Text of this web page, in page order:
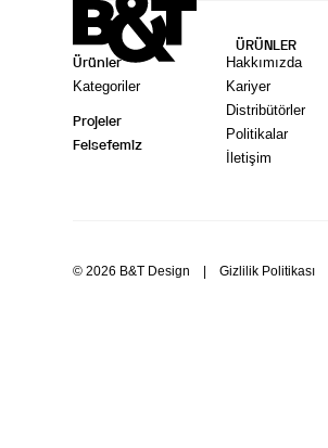
ÜRÜNLER
Ürünler
Kategoriler
Projeler
Felsefemiz
Hakkımızda
Kariyer
Distribütörler
Politikalar
İletişim
© 2026 B&T Design | Gizlilik Politikası